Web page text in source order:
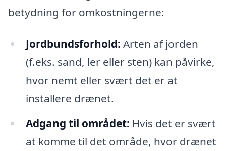
betydning for omkostningerne:
Jordbundsforhold: Arten af jorden
(f.eks. sand, ler eller sten) kan påvirke,
hvor nemt eller svært det er at
installere drænet.
Adgang til området: Hvis det er svært
at komme til det område, hvor drænet